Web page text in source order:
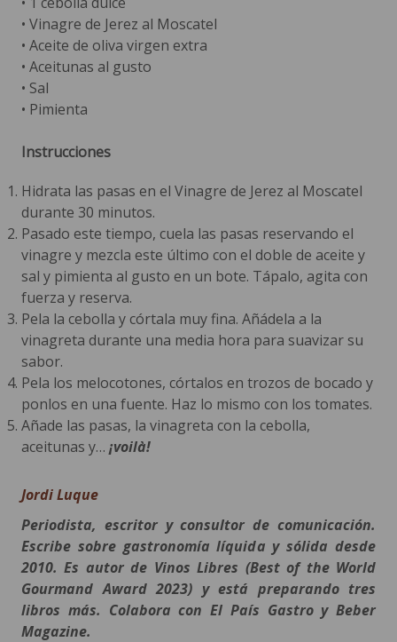
• Vinagre de Jerez al Moscatel
• Aceite de oliva virgen extra
• Aceitunas al gusto
• Sal
• Pimienta
Instrucciones
Hidrata las pasas en el Vinagre de Jerez al Moscatel
durante 30 minutos.
Pasado este tiempo, cuela las pasas reservando el
vinagre y mezcla este último con el doble de aceite y
sal y pimienta al gusto en un bote. Tápalo, agita con
fuerza y reserva.
Pela la cebolla y córtala muy fina. Añádela a la
vinagreta durante una media hora para suavizar su
sabor.
Pela los melocotones, córtalos en trozos de bocado y
ponlos en una fuente. Haz lo mismo con los tomates.
Añade las pasas, la vinagreta con la cebolla,
aceitunas y… ¡voilà!
Jordi Luque
Periodista, escritor y consultor de comunicación.
Escribe sobre gastronomía líquida y sólida desde
2010. Es autor de Vinos Libres (Best of the World
Gourmand Award 2023) y está preparando tres
libros más. Colabora con El País Gastro y Beber
Magazine.